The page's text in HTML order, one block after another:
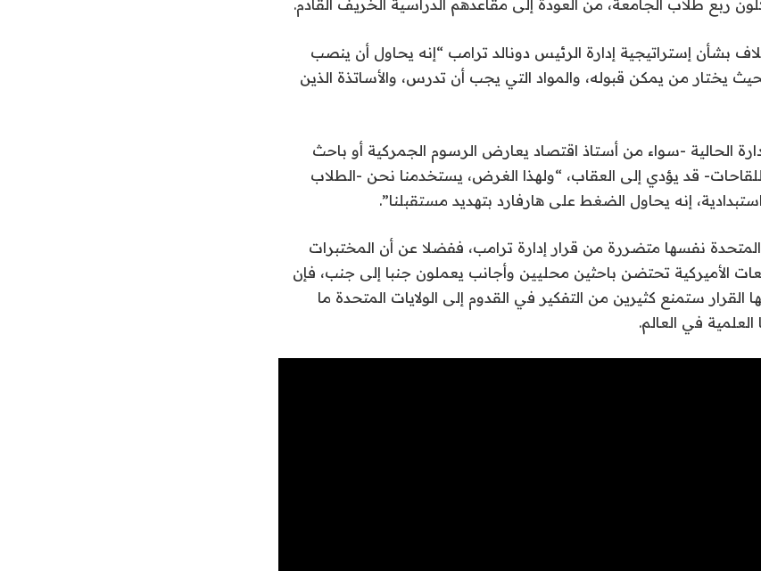
ربع طلاب الجامعة، من العودة إلى مقاعدهم الدراسية الخريف القادم.
بشأن إستراتيجية إدارة الرئيس دونالد ترامب “إنه يحاول أن ينصب
يختار من يمكن قبوله، والمواد التي يجب أن تدرس، والأساتذة الذين
الحالية -سواء من أستاذ اقتصاد يعارض الرسوم الجمركية أو باحث
قد يؤدي إلى العقاب، “ولهذا الغرض، يستخدمنا نحن -الطلاب
إنه يحاول الضغط على هارفارد بتهديد مستقبلنا”.
المتحدة نفسها متضررة من قرار إدارة ترامب، ففضلا عن أن المختبرات
الأميركية تحتضن باحثين محليين وأجانب يعملون جنبا إلى جنب، فإن
القرار ستمنع كثيرين من التفكير في القدوم إلى الولايات المتحدة ما
في العالم.